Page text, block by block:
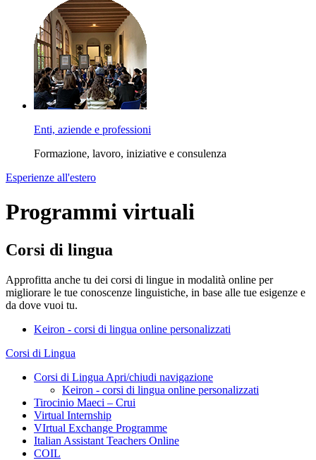
Enti, aziende e professioni
Formazione, lavoro, iniziative e consulenza
Esperienze all'estero
Programmi virtuali
Corsi di lingua
Approfitta anche tu dei corsi di lingue in modalità online per
migliorare le tue conoscenze linguistiche, in base alle tue esigenze e
da dove vuoi tu.
Keiron - corsi di lingua online personalizzati
Corsi di Lingua
Corsi di Lingua Apri/chiudi navigazione
Keiron - corsi di lingua online personalizzati
Tirocinio Maeci – Crui
Virtual Internship
VIrtual Exchange Programme
Italian Assistant Teachers Online
COIL